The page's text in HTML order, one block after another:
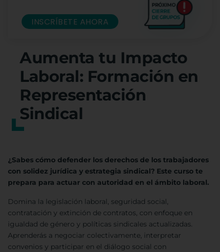
Aumenta tu Impacto
Laboral: Formación en
Representación
Sindical
¿Sabes cómo defender los derechos de los trabajadores
con solidez jurídica y estrategia sindical? Este curso te
prepara para actuar con autoridad en el ámbito laboral.
Domina la legislación laboral, seguridad social,
contratación y extinción de contratos, con enfoque en
igualdad de género y políticas sindicales actualizadas.
Aprenderás a negociar colectivamente, interpretar
convenios y participar en el diálogo social con
INSCRÍBETE AHORA